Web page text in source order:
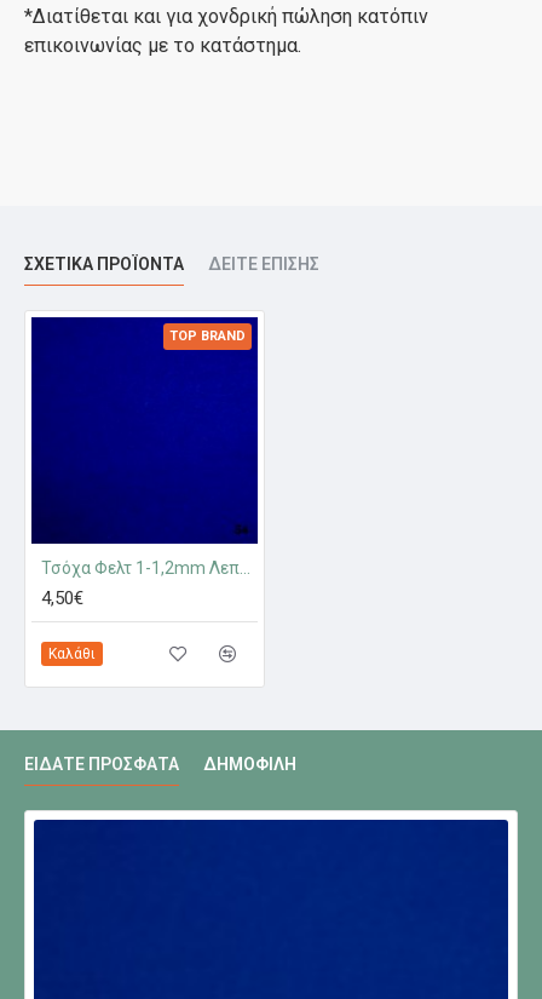
*Διατίθεται και για χονδρική πώληση κατόπιν
επικοινωνίας με το κατάστημα.
ΣΧΕΤΙΚΆ ΠΡΟΪΌΝΤΑ ΔΕΊΤΕ ΕΠΊΣΗΣ
TOP BRAND
Τσόχα Φελτ 1-1,2mm Λεπτή 554
4,50€
Καλάθι
ΕΊΔΑΤΕ ΠΡΌΣΦΑΤΑ ΔΗΜΟΦΙΛΉ